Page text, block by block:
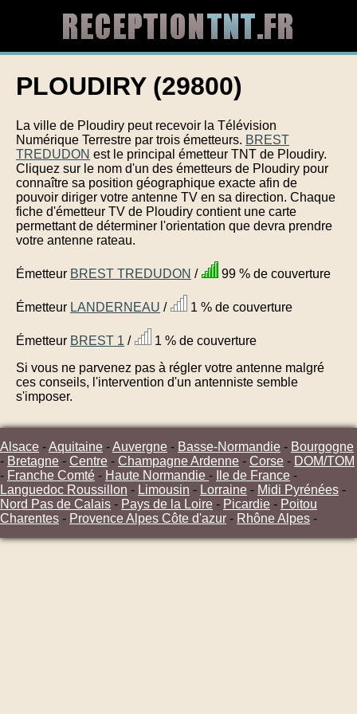
PLOUDIRY (29800)
La ville de Ploudiry peut recevoir la Télévision
Numérique Terrestre par trois émetteurs. BREST
TREDUDON est le principal émetteur TNT de Ploudiry.
Cliquez sur le nom d'un des émetteurs de Ploudiry pour
connaître sa position géographique exacte afin de
pouvoir diriger votre antenne TV en sa direction. Chaque
fiche d'émetteur TV de Ploudiry contient une carte
permettant de déterminer l'orientation que devra prendre
votre antenne rateau.
Émetteur BREST TREDUDON / 99 % de couverture
Émetteur LANDERNEAU / 1 % de couverture
Émetteur BREST 1 /
1 % de couverture
Si vous ne parvenez pas à régler votre antenne malgré
ces conseils, l'intervention d'un antenniste semble
s'imposer.
Alsace -Aquitaine -Auvergne - Basse-Normandie - Bourgogne
- Bretagne - Centre - Champagne Ardenne - Corse - DOM/TOM
- Franche Comté - Haute Normandie - Ile de France -
Languedoc Roussillon - Limousin - Lorraine - Midi Pyrénées -
Nord Pas de Calais - Pays de la Loire - Picardie - Poitou
Charentes - Provence Alpes Côte d'azur - Rhône Alpes -